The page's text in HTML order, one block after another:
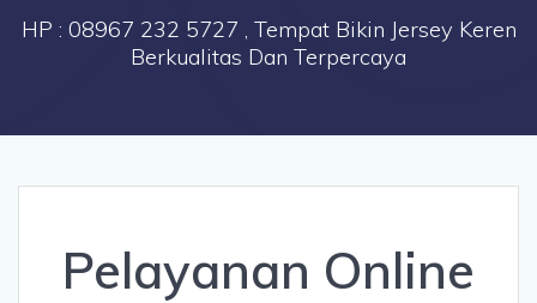
HP : 08967 232 5727 , Tempat Bikin Jersey Keren
Berkualitas Dan Terpercaya
Pelayanan Online